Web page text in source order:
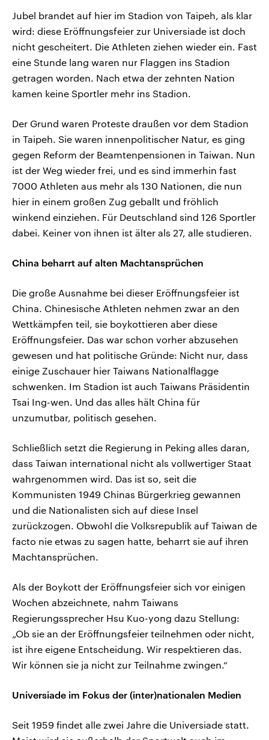
Jubel brandet auf hier im Stadion von Taipeh, als klar
wird: diese Eröffnungsfeier zur Universiade ist doch
nicht gescheitert. Die Athleten ziehen wieder ein. Fast
eine Stunde lang waren nur Flaggen ins Stadion
getragen worden. Nach etwa der zehnten Nation
kamen keine Sportler mehr ins Stadion.
Der Grund waren Proteste draußen vor dem Stadion
in Taipeh. Sie waren innenpolitischer Natur, es ging
gegen Reform der Beamtenpensionen in Taiwan. Nun
ist der Weg wieder frei, und es sind immerhin fast
7000 Athleten aus mehr als 130 Nationen, die nun
hier in einem großen Zug geballt und fröhlich
winkend einziehen. Für Deutschland sind 126 Sportler
dabei. Keiner von ihnen ist älter als 27, alle studieren.
China beharrt auf alten Machtansprüchen
Die große Ausnahme bei dieser Eröffnungsfeier ist
China. Chinesische Athleten nehmen zwar an den
Wettkämpfen teil, sie boykottieren aber diese
Eröffnungsfeier. Das war schon vorher abzusehen
gewesen und hat politische Gründe: Nicht nur, dass
einige Zuschauer hier Taiwans Nationalflagge
schwenken. Im Stadion ist auch Taiwans Präsidentin
Tsai Ing-wen. Und das alles hält China für
unzumutbar, politisch gesehen.
Schließlich setzt die Regierung in Peking alles daran,
dass Taiwan international nicht als vollwertiger Staat
wahrgenommen wird. Das ist so, seit die
Kommunisten 1949 Chinas Bürgerkrieg gewannen
und die Nationalisten sich auf diese Insel
zurückzogen. Obwohl die Volksrepublik auf Taiwan de
facto nie etwas zu sagen hatte, beharrt sie auf ihren
Machtansprüchen.
Als der Boykott der Eröffnungsfeier sich vor einigen
Wochen abzeichnete, nahm Taiwans
Regierungssprecher Hsu Kuo-yong dazu Stellung:
„Ob sie an der Eröffnungsfeier teilnehmen oder nicht,
ist ihre eigene Entscheidung. Wir respektieren das.
Wir können sie ja nicht zur Teilnahme zwingen.“
Universiade im Fokus der (inter)nationalen Medien
Seit 1959 findet alle zwei Jahre die Universiade statt.